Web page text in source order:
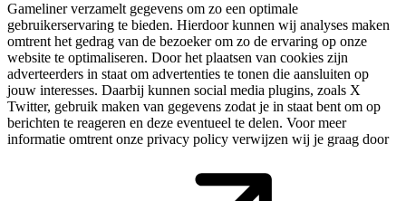
Gameliner verzamelt gegevens om zo een optimale
gebruikerservaring te bieden. Hierdoor kunnen wij analyses maken
omtrent het gedrag van de bezoeker om zo de ervaring op onze
website te optimaliseren. Door het plaatsen van cookies zijn
adverteerders in staat om advertenties te tonen die aansluiten op
jouw interesses. Daarbij kunnen social media plugins, zoals X
Twitter, gebruik maken van gegevens zodat je in staat bent om op
berichten te reageren en deze eventueel te delen. Voor meer
informatie omtrent onze privacy policy verwijzen wij je graag door